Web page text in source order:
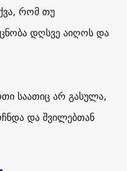
რომ თუ
დღსვე აიღოს და
საათიც არ გასულა,
და შვილებთან